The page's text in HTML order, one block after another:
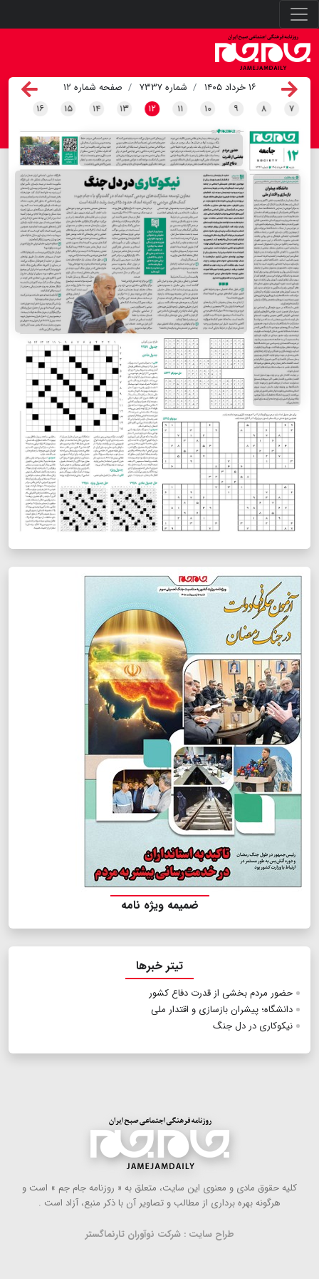
۱۶ خرداد ۱۴۰۵ شماره ۷۳۳۷
صفحه شماره ۱۲
۷ ۸ ۹ ۱۰ ۱۱ ۱۲ ۱۳ ۱۴ ۱۵ ۱۶
ضمیمه ویژه نامه
تیتر خبرها
حضور مردم بخشی از قدرت دفاع کشور
دانشگاه؛ پیشران بازسازی و اقتدار ملی
نیکوکاری در دل جنگ
كلیه حقوق مادی و معنوی این سایت، متعلق به « روزنامه جام جم » است و
هرگونه بهره ‌برداری از مطالب و تصاویر آن با ذكر منبع، آزاد است .
طراح سایت : شرکت نوآوران تارنماگستر